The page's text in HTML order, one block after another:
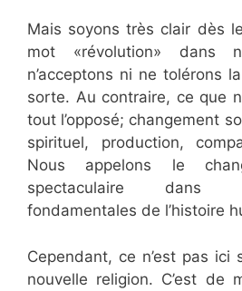
Mais soyons très clair dès
mot «révolution» dans
n’acceptons ni ne tolérons
sorte. Au contraire, ce que
tout l’opposé; changement
spirituel, production,
Nous appelons le
spectaculaire dans
fondamentales de l’histoire
Cependant, ce n’est pas ici
nouvelle religion. C’est de